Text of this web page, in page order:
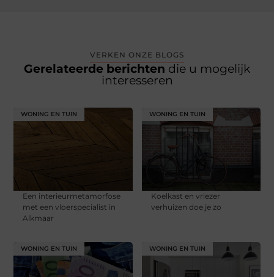
VERKEN ONZE BLOGS
Gerelateerde berichten die u mogelijk
interesseren
WONING EN TUIN
Een interieurmetamorfose
met een vloerspecialist in
Alkmaar
WONING EN TUIN
Koelkast en vriezer
verhuizen doe je zo
WONING EN TUIN WONING EN TUIN